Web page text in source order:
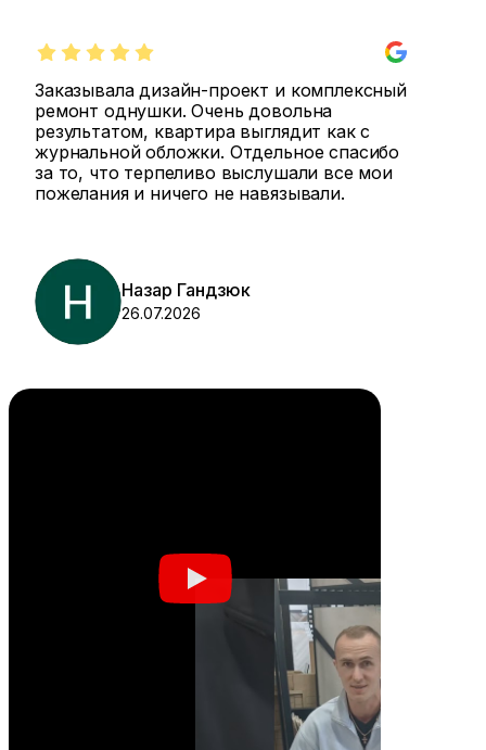
Заказывала дизайн-проект и комплексный
ремонт однушки. Очень довольна
результатом, квартира выглядит как с
журнальной обложки. Отдельное спасибо
за то, что терпеливо выслушали все мои
пожелания и ничего не навязывали.
Назар Гандзюк
26.07.2026